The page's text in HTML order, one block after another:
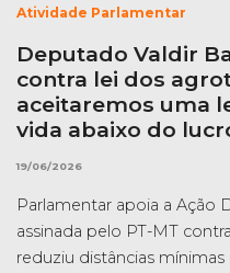
Atividade Parlamentar
Deputado Valdir
contra lei dos
aceitaremos uma
vida abaixo do
19/06/2026
Parlamentar apoia a Ação
assinada pelo PT-MT
reduziu distâncias